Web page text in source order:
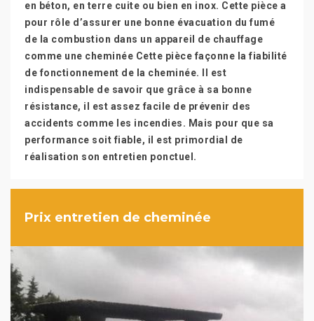
en béton, en terre cuite ou bien en inox. Cette pièce a
pour rôle d’assurer une bonne évacuation du fumé
de la combustion dans un appareil de chauffage
comme une cheminée Cette pièce façonne la fiabilité
de fonctionnement de la cheminée. Il est
indispensable de savoir que grâce à sa bonne
résistance, il est assez facile de prévenir des
accidents comme les incendies. Mais pour que sa
performance soit fiable, il est primordial de
réalisation son entretien ponctuel.
Prix entretien de cheminée